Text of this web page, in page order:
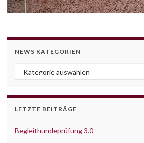
NEWS KATEGORIEN
News Kategorien
LETZTE BEITRÄGE
Begleithundeprüfung 3.0